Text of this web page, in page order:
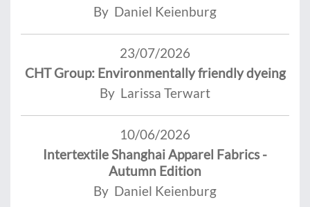
By Daniel Keienburg
23/07/2026
CHT Group: Environmentally friendly dyeing
By Larissa Terwart
10/06/2026
Intertextile Shanghai Apparel Fabrics -
Autumn Edition
By Daniel Keienburg